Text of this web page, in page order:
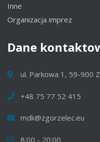
Inne
Organizacja imprez
Dane
ul. Parkowa 1, 59-900
+48 75 77 52 415
mdk@zgorzelec.eu
8:00 - 20:00